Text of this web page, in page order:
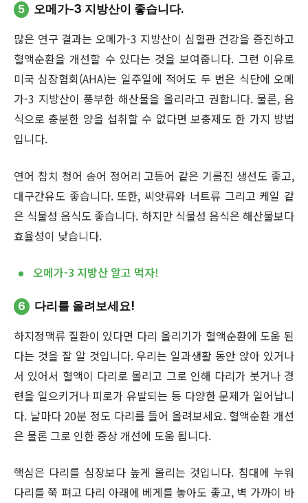
5 오메가-3 지방산이 좋습니다.
많은 연구 결과는 오메가-3 지방산이 심혈관 건강을 증진하고
혈액순환을 개선할 수 있다는 것을 보여줍니다. 그런 이유로
미국 심장협회(AHA)는 일주일에 적어도 두 번은 식단에 오메
가-3 지방산이 풍부한 해산물을 올리라고 권합니다. 물론, 음
식으로 충분한 양을 섭취할 수 없다면 보충제도 한 가지 방법
입니다.
연어 참치 청어 송어 정어리 고등어 같은 기름진 생선도 좋고,
대구간유도 좋습니다. 또한, 씨앗류와 너트류 그리고 케일 같
은 식물성 음식도 좋습니다. 하지만 식물성 음식은 해산물보다
효율성이 낮습니다.
오메가-3 지방산 알고 먹자!
6 다리를 올려보세요!
하지정맥류 질환이 있다면 다리 올리기가 혈액순환에 도움 된
다는 것을 잘 알 것입니다. 우리는 일과생활 동안 앉아 있거나
서 있어서 혈액이 다리로 몰리고 그로 인해 다리가 붓거나 경
련을 일으키거나 피로가 유발되는 등 다양한 문제가 일어납니
다. 날마다 20분 정도 다리를 들어 올려보세요. 혈액순환 개선
은 물론 그로 인한 증상 개선에 도움 됩니다.
핵심은 다리를 심장보다 높게 올리는 것입니다. 침대에 누워
다리를 쭉 펴고 다리 아래에 베게를 놓아도 좋고, 벽 가까이 바